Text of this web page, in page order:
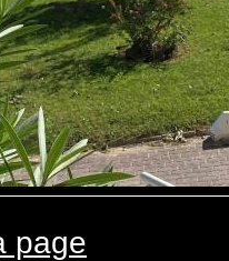
page